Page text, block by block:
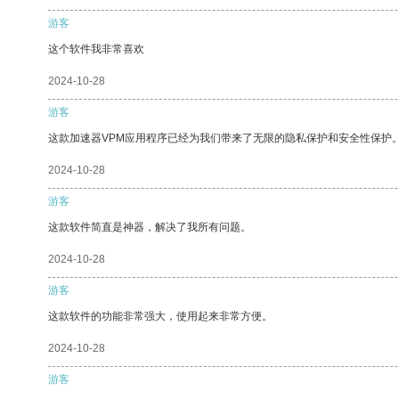
游客
这个软件我非常喜欢
2024-10-28
游客
这款加速器VPM应用程序已经为我们带来了无限的隐私保护和安全性保护
2024-10-28
游客
这款软件简直是神器，解决了我所有问题。
2024-10-28
游客
这款软件的功能非常强大，使用起来非常方便。
2024-10-28
游客